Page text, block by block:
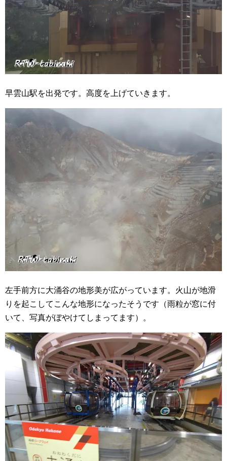
早雲山駅を出発です。高度を上げていきます。
左手前方に大涌谷の地形美が広がっています。火山が地滑
りを起こしてこんな地形になったそうです（雨粒が窓に付
いて、写真がぼやけてしまってます）。